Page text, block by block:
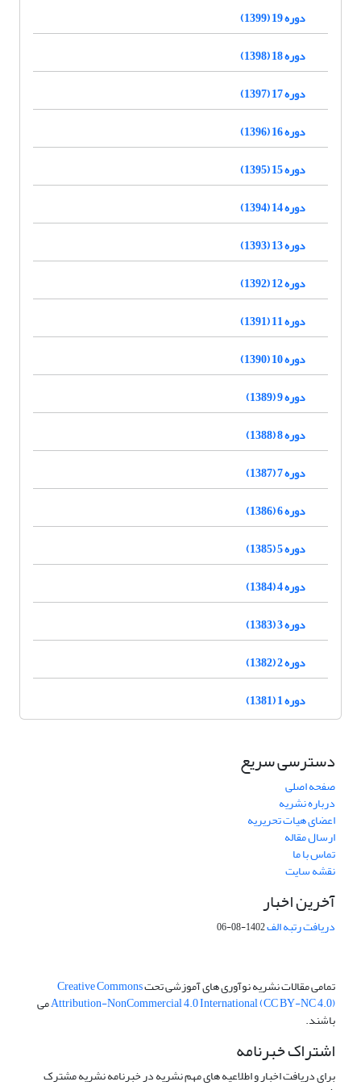
دوره 19 (1399)
دوره 18 (1398)
دوره 17 (1397)
دوره 16 (1396)
دوره 15 (1395)
دوره 14 (1394)
دوره 13 (1393)
دوره 12 (1392)
دوره 11 (1391)
دوره 10 (1390)
دوره 9 (1389)
دوره 8 (1388)
دوره 7 (1387)
دوره 6 (1386)
دوره 5 (1385)
دوره 4 (1384)
دوره 3 (1383)
دوره 2 (1382)
دوره 1 (1381)
دسترسی سریع
صفحه اصلی
درباره نشریه
اعضای هیات تحریریه
ارسال مقاله
تماس با ما
نقشه سایت
آخرین اخبار
دریافت رتبه الف1402-08-06
تمامی مقالات نشریه نوآوری های آموزشی تحتCreative Commons
Attribution-NonCommercial 4.0 International (CC BY-NC 4.0)می
باشند.
اشتراک خبرنامه
برای دریافت اخبار و اطلاعیه های مهم نشریه در خبرنامه نشریه مشترک